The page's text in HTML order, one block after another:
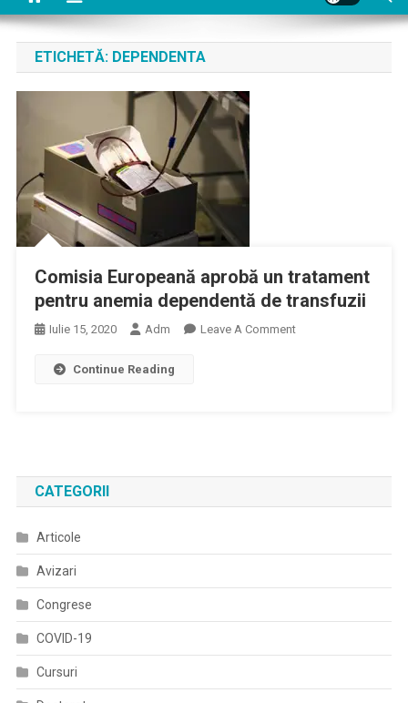
ETICHETĂ: DEPENDENTA
Comisia Europeană aprobă un tratament
pentru anemia dependentă de transfuzii
Iulie 15, 2020 Adm Leave A CommentOn
Anemia
Continue Reading
CATEGORII
Articole
Avizari
Congrese
COVID-19
Cursuri